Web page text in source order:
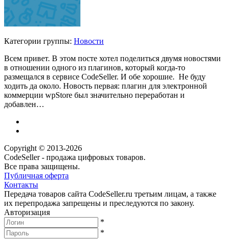
Категории группы: Новости
Всем привет. В этом посте хотел поделиться двумя новостями
в отношении одного из плагинов, который когда-то
размещался в сервисе CodeSeller. И обе хорошие. Не буду
ходить да около. Новость первая: плагин для электронной
коммерции wpStore был значительно переработан и
добавлен…
Copyright © 2013-2026
CodeSeller - продажа цифровых товаров.
Все права защищены.
Публичная оферта
Контакты
Передача товаров сайта CodeSeller.ru третьим лицам, а также
их перепродажа запрещены и преследуются по закону.
Авторизация
*
*